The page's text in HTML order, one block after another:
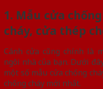
1. Mẫu cửa
cháy, cửa thép
Cánh cửa cũng chính là
ngôi nhà của bạn. Dưới
một số mẫu cửa chống
chống cháy mới nhất.